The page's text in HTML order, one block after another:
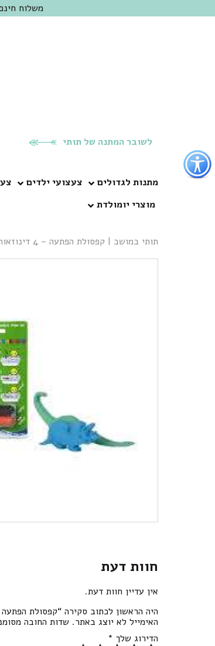
כפתור
לפתיחת
תפריט
נגישות
משלוח חינם ברכישה מעל 300 ש"ח | אופציה
לשובר המתנה של תותי
מתנות לגדולים צעצועי ילדים
מוצרי יומולדת
תותי במושב | קפסולת הפתעה – 4 דינוזאורים
חוות דעת
אין עדיין חוות דעת.
היה הראשון לכתוב סקירה “קפסולת הפתעה – 4
האימייל לא יוצג באתר. שדות החובה
הדירוג שלך *